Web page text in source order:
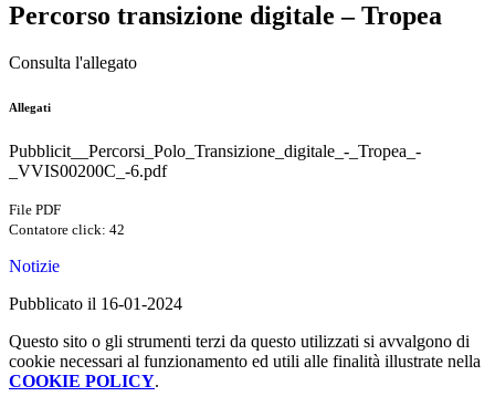
Percorso transizione digitale – Tropea
Consulta l'allegato
Allegati
Pubblicit__Percorsi_Polo_Transizione_digitale_-_Tropea_-
_VVIS00200C_-6.pdf
File PDF
Contatore click: 42
Notizie
Pubblicato il 16-01-2024
Questo sito o gli strumenti terzi da questo utilizzati si avvalgono di
cookie necessari al funzionamento ed utili alle finalità illustrate nella
COOKIE POLICY.